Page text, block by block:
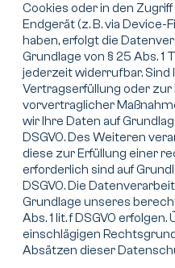
Cookies oder in den
Endgerät (z. B. via
haben, erfolgt die
Grundlage von § 25 Abs. 1
jederzeit widerrufbar. Sind
Vertragserfüllung oder
vorvertraglicher
wir Ihre Daten auf
DSGVO. Des Weiteren
diese zur Erfüllung einer
erforderlich sind auf
DSGVO. Die
Grundlage unseres
Abs. 1 lit. f DSGVO
einschlägigen
Absätzen dieser